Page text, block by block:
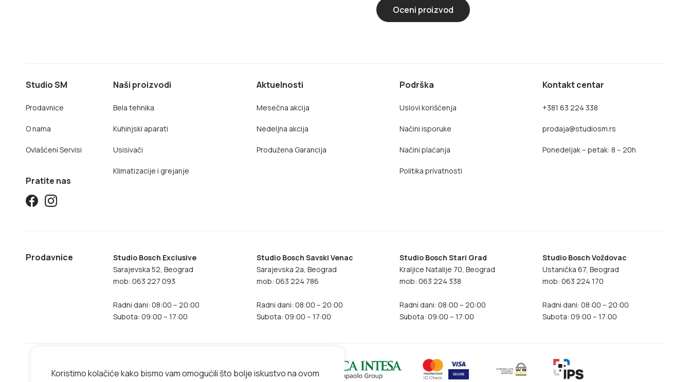
Oceni proizvod
Studio SM
Prodavnice
O nama
Ovlašćeni Servisi
Pratite nas
Naši proizvodi
Bela tehnika
Kuhinjski aparati
Usisivači
Klimatizacije i grejanje
Aktuelnosti
Mesečna akcija
Nedeljna akcija
Produžena Garancija
Podrška
Uslovi korišćenja
Načini isporuke
Načini plaćanja
Politika privatnosti
Kontakt centar
+381 63 224 338
prodaja@studiosm.rs
Ponedeljak – petak: 8 – 20h
Prodavnice
Studio Bosch Exclusive
Sarajevska 52, Beograd
mob: 063 227 093
Radni dani: 08:00 – 20:00
Subota: 09:00 – 17:00
Studio Bosch Savski Venac
Sarajevska 2a, Beograd
mob: 063 224 786
Radni dani: 08:00 – 20:00
Subota: 09:00 – 17:00
Studio Bosch Stari Grad
Kraljice Natalije 70, Beograd
mob: 063 224 338
Radni dani: 08:00 – 20:00
Subota: 09:00 – 17:00
Studio Bosch Voždovac
Ustanička 67, Beograd
mob: 063 224 170
Radni dani: 08:00 – 20:00
Subota: 09:00 – 17:00
Koristimo kolačiće kako bismo vam omogućili što bolje iskustvo na ovom